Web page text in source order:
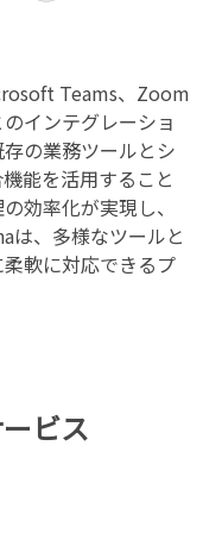
Teams、Zoom
インテグレーショ
の業務ツールとシ
能を活用すること
効率化が実現し、
は、多様なツールと
軟に対応できるプ
ビス